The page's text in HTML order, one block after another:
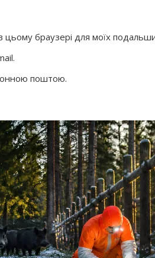
браузері для моїх
поштою.